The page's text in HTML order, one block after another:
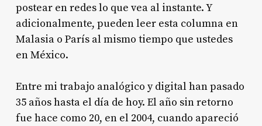
postear en redes lo que vea al instante. Y
adicionalmente, pueden leer esta columna en
Malasia o París al mismo tiempo que ustedes
en México.
Entre mi trabajo analógico y digital han pasado
35 años hasta el día de hoy. El año sin retorno
fue hace como 20, en el 2004, cuando apareció